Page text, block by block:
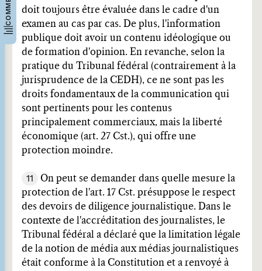
doit toujours être évaluée dans le cadre d'un
examen au cas par cas. De plus, l'information
publique doit avoir un contenu idéologique ou
de formation d'opinion. En revanche, selon la
pratique du Tribunal fédéral (contrairement à la
jurisprudence de la CEDH), ce ne sont pas les
droits fondamentaux de la communication qui
sont pertinents pour les contenus
principalement commerciaux, mais la liberté
économique (art. 27 Cst.), qui offre une
protection moindre.
11
On peut se demander dans quelle mesure la
protection de l'art. 17 Cst. présuppose le respect
des devoirs de diligence journalistique. Dans le
contexte de l'accréditation des journalistes, le
Tribunal fédéral a déclaré que la limitation légale
de la notion de média aux médias journalistiques
était conforme à la Constitution et a renvoyé à